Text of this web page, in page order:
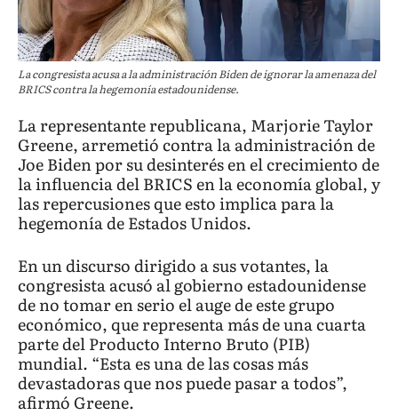
La congresista acusa a la administración Biden de ignorar la amenaza del
BRICS contra la hegemonía estadounidense.
La representante republicana, Marjorie Taylor
Greene, arremetió contra la administración de
Joe Biden por su desinterés en el crecimiento de
la influencia del BRICS en la economía global, y
las repercusiones que esto implica para la
hegemonía de Estados Unidos.
En un discurso dirigido a sus votantes, la
congresista acusó al gobierno estadounidense
de no tomar en serio el auge de este grupo
económico, que representa más de una cuarta
parte del Producto Interno Bruto (PIB)
mundial. “Esta es una de las cosas más
devastadoras que nos puede pasar a todos”,
afirmó Greene.